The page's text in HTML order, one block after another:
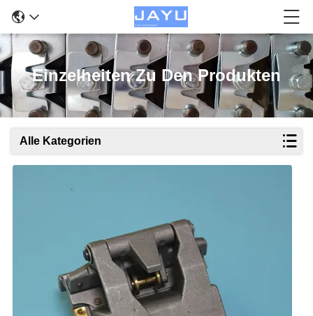
Einzelheiten Zu Den Produkten
Alle Kategorien